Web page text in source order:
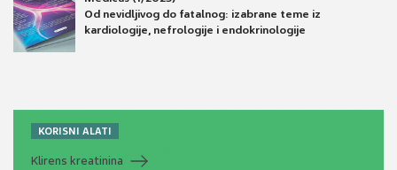
Od nevidljivog do fatalnog: izabrane teme iz
kardiologije, nefrologije i endokrinologije
KORISNI ALATI
Klirens kreatinina